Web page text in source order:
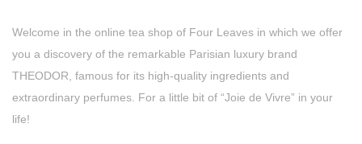
Welcome in the online tea shop of Four Leaves in which we offer
you a discovery of the remarkable Parisian luxury brand
THEODOR, famous for its high-quality ingredients and
extraordinary perfumes. For a little bit of “Joie de Vivre” in your
life!